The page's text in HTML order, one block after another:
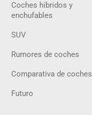
Coches híbridos y
enchufables
SUV
Rumores de coches
Comparativa de coches
Futuro